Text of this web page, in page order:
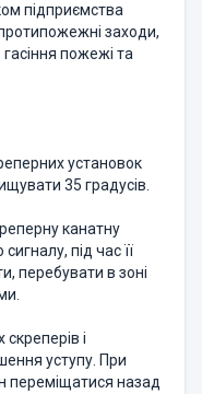
підприємства
заходи,
гасіння пожежі та
установок
35 градусів.
канатну
під час її
перебувати в зоні
і
уступу. При
переміщатися назад